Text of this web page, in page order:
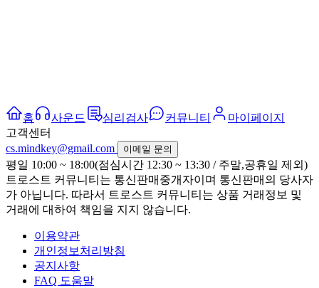
홈 사운드 심리검사 커뮤니티
마이페이지
고객센터
cs.mindkey@gmail.com
이메일 문의
평일 10:00 ~ 18:00(점심시간 12:30 ~ 13:30 / 주말,공휴일 제외)
트로스트 커뮤니티는 통신판매중개자이며 통신판매의 당사자
가 아닙니다. 따라서 트로스트 커뮤니티는 상품 거래정보 및
거래에 대하여 책임을 지지 않습니다.
이용약관
개인정보처리방침
공지사항
FAQ 도움말